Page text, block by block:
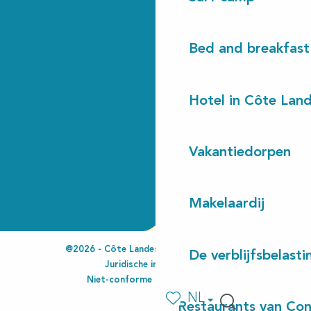
Bed and breakfast
Hotel in Côte
Vakantiedorpen
Makelaardij
De
Restaurants van
NL
@2026 - Côte Landes Nature Tourisme
Juridische informatie
Niet-conforme toegankelijkheid